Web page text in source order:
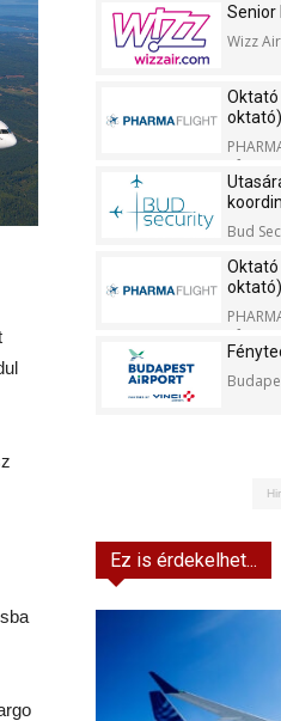
Senior
Wizz
Oktató
oktató)
Kft.
Bud
oktató)
Kft.
Ez is érdekelhet...